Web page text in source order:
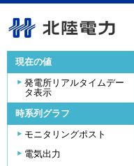
現在の値
発電所リアルタイムデー
タ表示
時系列グラフ
モニタリングポスト
電気出力